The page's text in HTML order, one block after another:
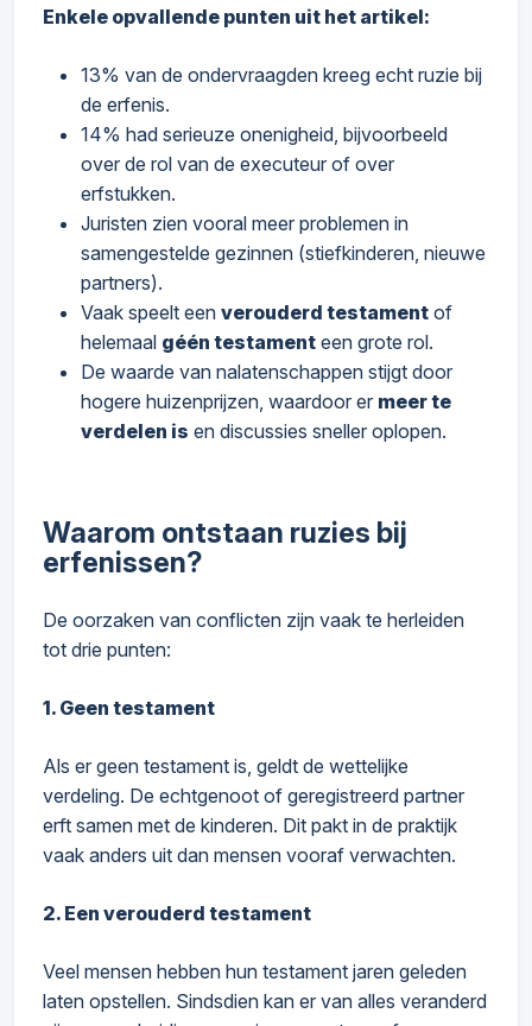
Enkele opvallende punten uit het artikel:
13% van de ondervraagden kreeg echt ruzie bij
de erfenis.
14% had serieuze onenigheid, bijvoorbeeld
over de rol van de executeur of over
erfstukken.
Juristen zien vooral meer problemen in
samengestelde gezinnen (stiefkinderen, nieuwe
partners).
Vaak speelt een verouderd testament of
helemaal géén testament een grote rol.
De waarde van nalatenschappen stijgt door
hogere huizenprijzen, waardoor er meer te
verdelen is en discussies sneller oplopen.
Waarom ontstaan ruzies bij
erfenissen?
De oorzaken van conflicten zijn vaak te herleiden
tot drie punten:
1. Geen testament
Als er geen testament is, geldt de wettelijke
verdeling. De echtgenoot of geregistreerd partner
erft samen met de kinderen. Dit pakt in de praktijk
vaak anders uit dan mensen vooraf verwachten.
2. Een verouderd testament
Veel mensen hebben hun testament jaren geleden
laten opstellen. Sindsdien kan er van alles veranderd